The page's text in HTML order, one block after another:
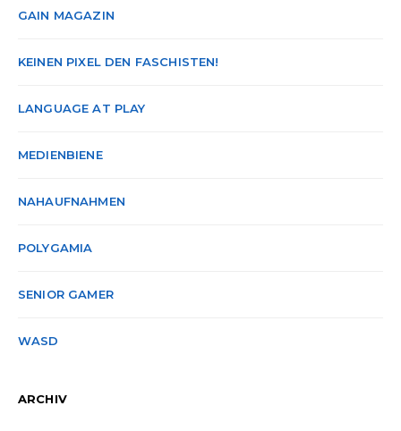
GAIN MAGAZIN
KEINEN PIXEL DEN FASCHISTEN!
LANGUAGE AT PLAY
MEDIENBIENE
NAHAUFNAHMEN
POLYGAMIA
SENIOR GAMER
WASD
ARCHIV